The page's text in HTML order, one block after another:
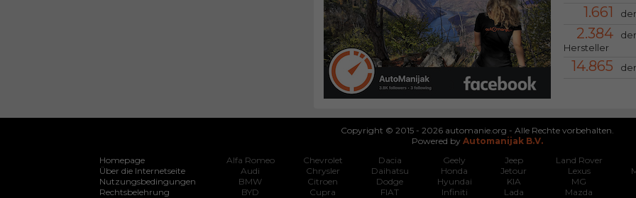
1.661
2.384
Hersteller
14.865
Copyright © 2015 - 2026 automanie.org - Alle Rechte vorbehalten.
Powered by Automanijak B.V.
Homepage
Über die Internetseite
Nutzungsbedingungen
Rechtsbelehrung
Alfa Romeo
Audi
BMW
BYD
Chevrolet
Chrysler
Citroen
Cupra
Dacia
Daihatsu
Dodge
FIAT
Geely
Honda
Hyundai
Infiniti
Jeep
Jetour
KIA
Lada
Land Rover
Lexus
MG
Mazda